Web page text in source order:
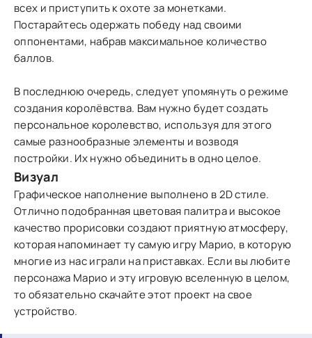
всех и приступить к охоте за монетками.
Постарайтесь одержать победу над своими
оппонентами, набрав максимальное количество
баллов.
В последнюю очередь, следует упомянуть о режиме
создания королёвства. Вам нужно будет создать
персональное королевство, используя для этого
самые разнообразные элементы и возводя
постройки. Их нужно объединить в одно целое.
Визуал
Графическое наполнение выполнено в 2D стиле.
Отлично подобранная цветовая палитра и высокое
качество прорисовки создают приятную атмосферу,
которая напоминает ту самую игру Марио, в которую
многие из нас играли на приставках. Если вы любите
персонажа Марио и эту игровую вселенную в целом,
то обязательно скачайте этот проект на свое
устройство.